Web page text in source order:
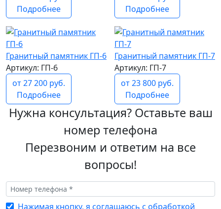
Подробнее
Подробнее
Гранитный памятник ГП-6
Артикул: ГП-6
от 27 200 руб.
Подробнее
Гранитный памятник ГП-7
Артикул: ГП-7
от 23 800 руб.
Подробнее
Нужна консультация? Оставьте ваш
номер телефона
Перезвоним и ответим на все
вопросы!
Нажимая кнопку, я соглашаюсь с обработкой